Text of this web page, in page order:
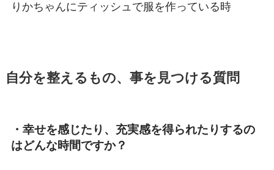
りかちゃんにティッシュで服を作っている時
自分を整えるもの、事を見つける質問
・幸せを感じたり、充実感を得られたりするの
はどんな時間ですか？